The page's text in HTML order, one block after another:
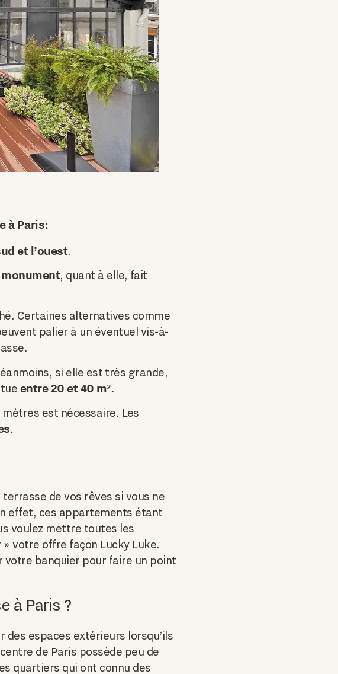
à Paris:
et l’ouest.
monument, quant à elle, fait
Certaines alternatives comme
palier à un éventuel vis-à-
si elle est très grande,
entre 20 et 40 m².
est nécessaire. Les
.
de vos rêves si vous ne
effet, ces appartements étant
voulez mettre toutes les
votre offre façon Lucky Luke.
votre banquier pour faire un point
à Paris ?
des espaces extérieurs lorsqu’ils
de Paris possède peu de
quartiers qui ont connu des